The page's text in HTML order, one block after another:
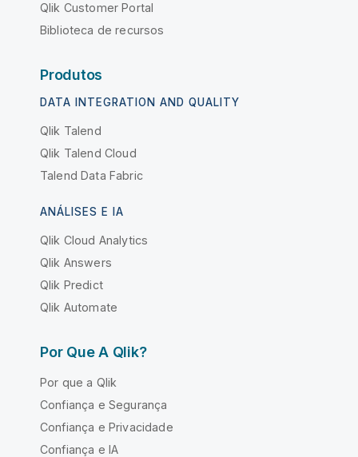
Qlik Customer Portal
Biblioteca de recursos
Produtos
DATA INTEGRATION AND QUALITY
Qlik Talend
Qlik Talend Cloud
Talend Data Fabric
ANÁLISES E IA
Qlik Cloud Analytics
Qlik Answers
Qlik Predict
Qlik Automate
Por Que A Qlik?
Por que a Qlik
Confiança e Segurança
Confiança e Privacidade
Confiança e IA